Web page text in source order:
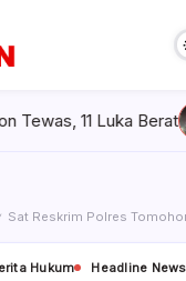
11 Luka Berat
Sat Reskrim Polres Tomohon Ciduk PS Warga
Hukum Headline News